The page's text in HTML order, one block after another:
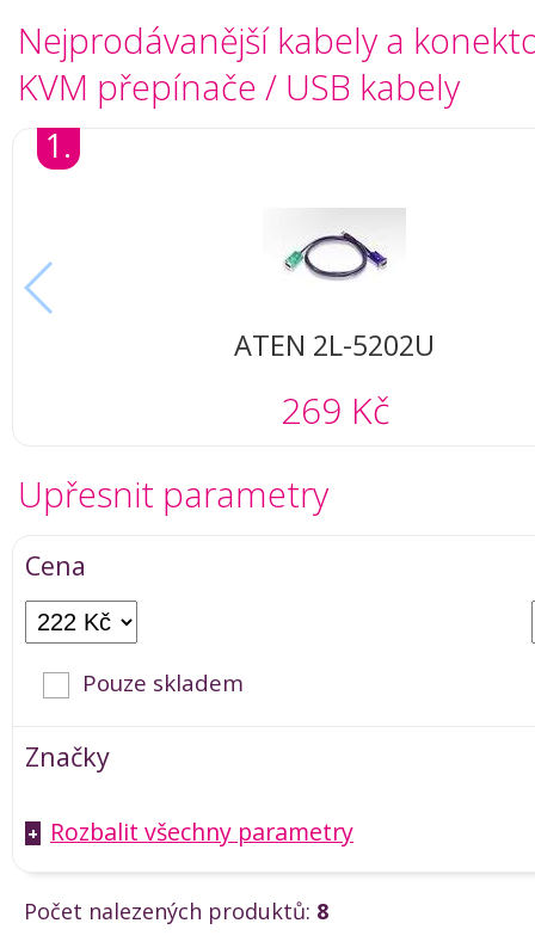
Nejprodávanější kabely a
KVM přepínače / USB kabely
1.
ATEN 2L-5202U
269 Kč
Upřesnit parametry
Cena
Pouze skladem
Značky
+ Rozbalit všechny parametry
Počet nalezených produktů: 8